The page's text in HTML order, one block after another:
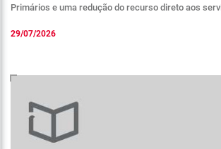
Primários e uma redução do recurso direto aos
29/07/2026